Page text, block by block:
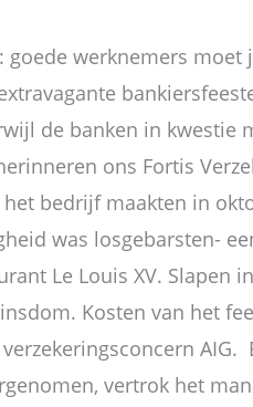
goede werknemers moet
de banken in kwestie
ons Fortis
bedrijf maakten in
was losgebarsten-
Le Louis XV. Slapen
Kosten van het
AIG.
vertrok het